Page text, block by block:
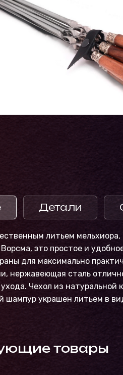
Детали
литьем
Ворсма, это простое и
для максимально
нержавеющая сталь
Чехол из
украшен литьем в
товары